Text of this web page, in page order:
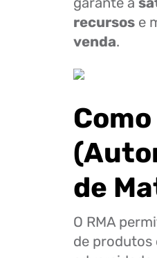
recursos e
venda.
de
O RMA
de produtos